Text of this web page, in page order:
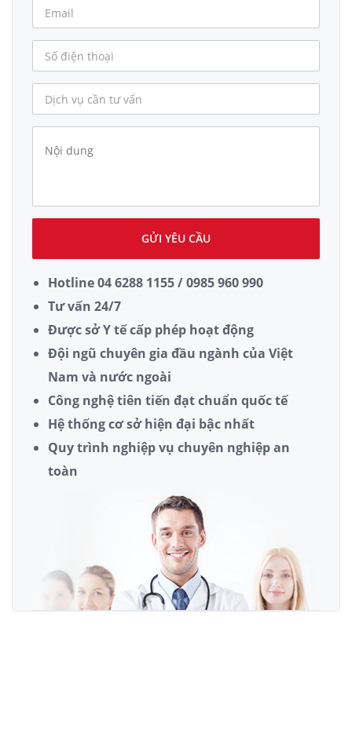
GỬI YÊU CẦU
Hotline 04 6288 1155 / 0985 960 990
Tư vấn 24/7
Được sở Y tế cấp phép hoạt động
Đội ngũ chuyên gia đầu ngành của Việt
Nam và nước ngoài
Công nghệ tiên tiến đạt chuẩn quốc tế
Hệ thống cơ sở hiện đại bậc nhất
Quy trình nghiệp vụ chuyên nghiệp an
toàn